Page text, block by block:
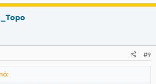
POCO Y DEPILAROS.
#9